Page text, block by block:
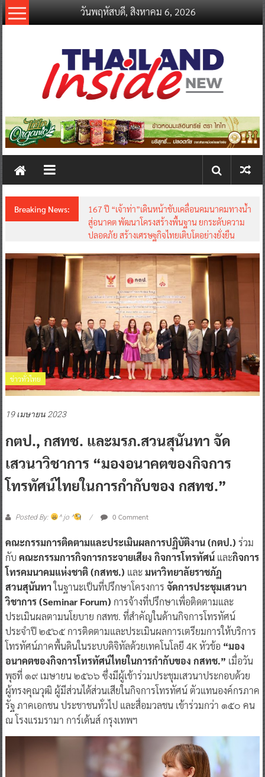
Skip
to
วันพฤหัสบดี, สิงหาคม 6, 2026
thailandinsidenew.com
Thailand
New
Breaking News:
167 ปี “เจ้าท่า”เดินหน้าขับเคลื่อนคมนาคมทางน้ำ
สู่อนาคต พัฒนาโครงสร้างพื้นฐาน ยกระดับความ
ปลอดภัย สร้างเศรษฐกิจไทยเติบโตอย่างยั่งยืน
ข่าวทั่วไทย
19 เมษายน 2023
กตป., กสทช. และมรภ.สวนสุนันทา จัด
เสวนาวิชาการ “มองอนาคตของกิจการ
โทรทัศน์ไทยในการกำกับของ กสทช.”
Posted By: ^ jo ^ 0 Comment
คณะกรรมการติดตามและประเมินผลการปฏิบัติงาน (กตป.) ร่วม
กับ คณะกรรมการกิจการกระจายเสียง กิจการโทรทัศน์และกิจการ
โทรคมนาคมแห่งชาติ (กสทช.) และมหาวิทยาลัยราชภัฏ
สวนสุนันทาในฐานะเป็นที่ปรึกษาโครงการ จัดการประชุมเสวนา
วิชาการ (Seminar Forum) การจ้างที่ปรึกษาเพื่อติดตามและ
ประเมินผลตามนโยบาย กสทช. ที่สำคัญในด้านกิจการโทรทัศน์
ประจำปี ๒๕๖๕ การติดตามและประเมินผลการเตรียมการให้บริการ
โทรทัศน์ภาคพื้นดินในระบบดิจิทัลด้วยเทคโนโลยี 4K หัวข้อ “มอง
อนาคตของกิจการโทรทัศน์ไทยในการกำกับของ กสทช.” เมื่อวัน
พุธที่ ๑๙ เมษายน ๒๕๖๖ ซึ่งมีผู้เข้าร่วมประชุมเสวนาประกอบด้วย
ผู้ทรงคุณวุฒิ ผู้มีส่วนได้ส่วนเสียในกิจการโทรทัศน์ ตัวแทนองค์กรภาค
รัฐ ภาคเอกชน ประชาชนทั่วไป และสื่อมวลชน เข้าร่วมกว่า ๑๕๐ คน
ณ โรงแรมรามา การ์เด้นส์ กรุงเทพฯ